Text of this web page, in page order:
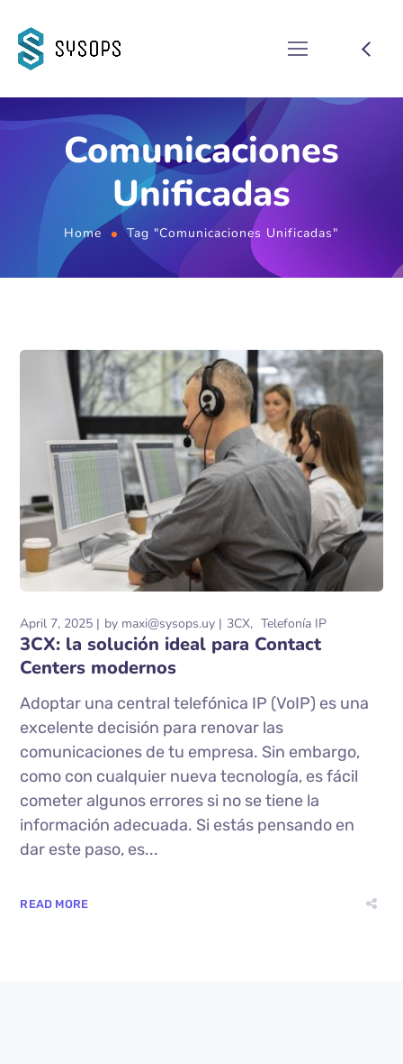
Comunicaciones
Unificadas
Home Tag "Comunicaciones Unificadas"
April 7, 2025 by maxi@sysops.uy 3CX Telefonía IP
3CX: la solución ideal para Contact
Centers modernos
Adoptar una central telefónica IP (VoIP) es una
excelente decisión para renovar las
comunicaciones de tu empresa. Sin embargo,
como con cualquier nueva tecnología, es fácil
cometer algunos errores si no se tiene la
información adecuada. Si estás pensando en
dar este paso, es...
READ MORE